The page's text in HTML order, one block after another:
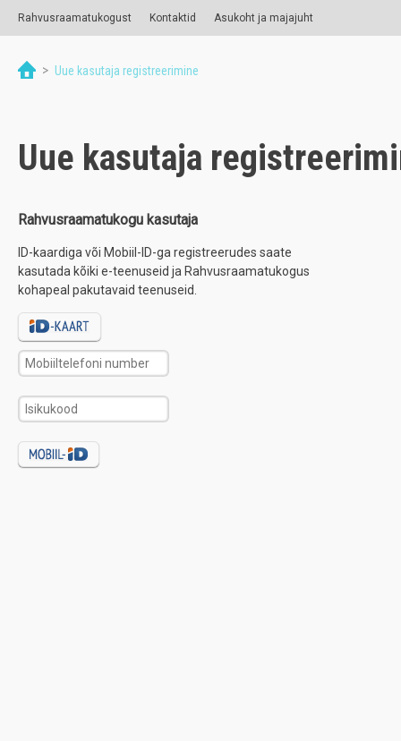
Rahvusraamatukogust Kontaktid Asukoht ja majajuht
> Uue kasutaja registreerimine
Uue kasutaja
Rahvusraamatukogu kasutaja
ID-kaardiga või Mobiil-ID-ga registreerudes saate
kasutada kõiki e-teenuseid ja Rahvusraamatukogus
kohapeal pakutavaid teenuseid.